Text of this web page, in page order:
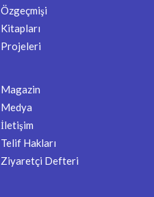
Özgeçmişi
Kitapları
Projeleri
Magazin
Medya
İletişim
Telif Hakları
Ziyaretçi Defteri